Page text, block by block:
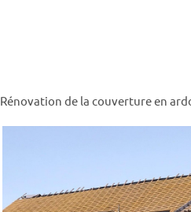
Rénovation de la couverture en